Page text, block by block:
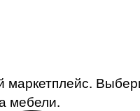
мебели.